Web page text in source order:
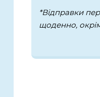
*Відправки
щоденно,